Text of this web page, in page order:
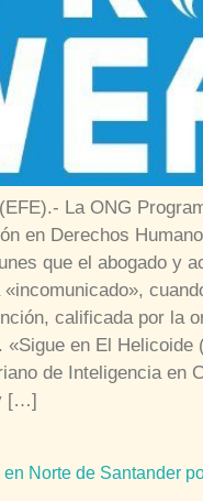
La ONG
en Derechos
que el abogado y
calificada por la
«Sigue en El Helicoide
de Inteligencia en
[…]
Norte de Santander